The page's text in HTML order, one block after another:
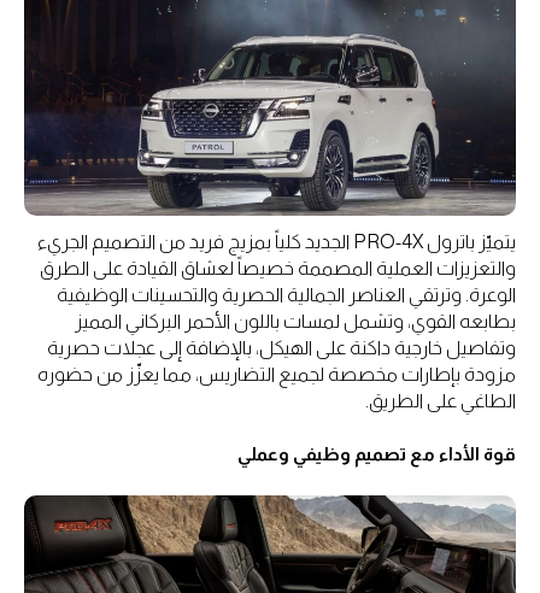
يتميّز باترول PRO-4X الجديد كلياً بمزيج فريد من التصميم الجريء
والتعزيزات العملية المصممة خصيصاً لعشاق القيادة على الطرق
الوعرة. وترتقي العناصر الجمالية الحصرية والتحسينات الوظيفية
بطابعه القوي، وتشمل لمسات باللون الأحمر البركاني المميز
وتفاصيل خارجية داكنة على الهيكل، بالإضافة إلى عجلات حصرية
مزودة بإطارات مخصصة لجميع التضاريس، مما يعزّز من حضوره
الطاغي على الطريق.
قوة الأداء مع تصميم وظيفي وعملي